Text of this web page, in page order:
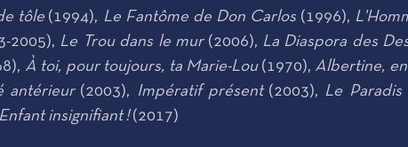
tôle (1994), Le Fantôme de Don Carlos (1996),
2005), Le Trou dans le mur(2006), La Diaspora des
À toi, pour toujours, ta Marie-Lou(1970), Albertine,
antérieur (2003), Impératif présent (2003), Le
Enfant insignifiant !(2017)